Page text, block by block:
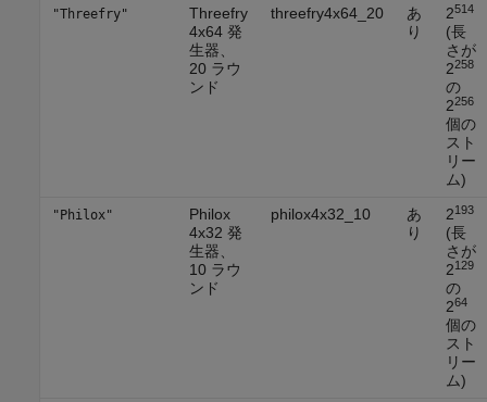
"Threefry"
Threefry
4x64 発
生器、
20 ラウ
ンド
threefry4x64_20
あ
り
2514
(長
さが
2258
の
2256
個の
スト
リー
ム)
"Philox"
Philox
4x32 発
生器、
10 ラウ
ンド
philox4x32_10
あ
り
2193
(長
さが
2129
の
264
個の
スト
リー
ム)